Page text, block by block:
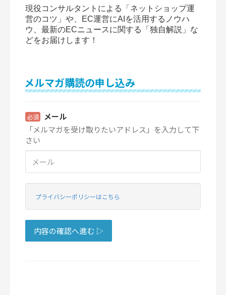
現役コンサルタントによる「ネットショップ運
営のコツ」や、EC運営にAIを活用するノウハ
ウ、最新のECニュースに関する「独自解説」な
どをお届けします！